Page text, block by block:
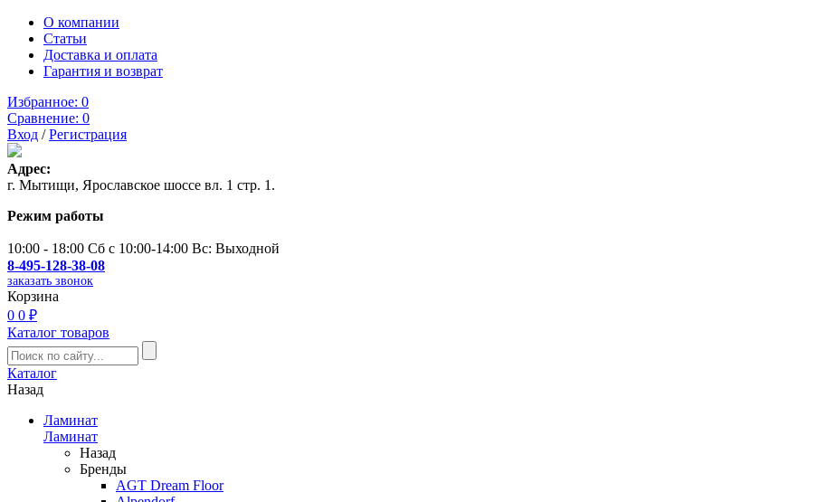
О компании
Статьи
Доставка и оплата
Гарантия и возврат
Избранное: 0
Сравнение: 0
Вход /Регистрация
Адрес:
г. Мытищи, Ярославское шоссе вл. 1 стр. 1.
Режим работы
10:00 - 18:00 Сб с 10:00-14:00 Вс: Выходной
8-495-128-38-08
заказать звонок
Корзина
0 0 ₽
Каталог товаров
Каталог
Назад
Ламинат
Ламинат
Назад
Бренды
AGT Dream Floor